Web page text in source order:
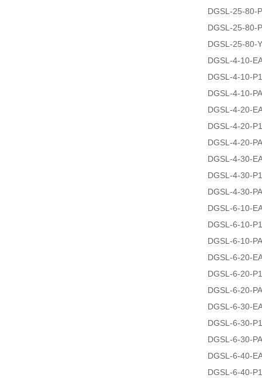
DGSL-25-80-
DGSL-25-80-
DGSL-25-80-
DGSL-4-10-
DGSL-4-10-
DGSL-4-10-PA
DGSL-4-20-
DGSL-4-20-
DGSL-4-20-PA
DGSL-4-30-
DGSL-4-30-
DGSL-4-30-PA
DGSL-6-10-
DGSL-6-10-
DGSL-6-10-PA
DGSL-6-20-
DGSL-6-20-
DGSL-6-20-PA
DGSL-6-30-
DGSL-6-30-
DGSL-6-30-PA
DGSL-6-40-
DGSL-6-40-